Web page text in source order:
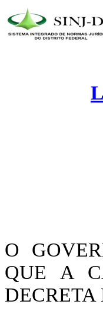
O
QUE A